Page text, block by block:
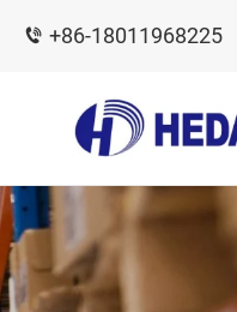
+86-18011968225